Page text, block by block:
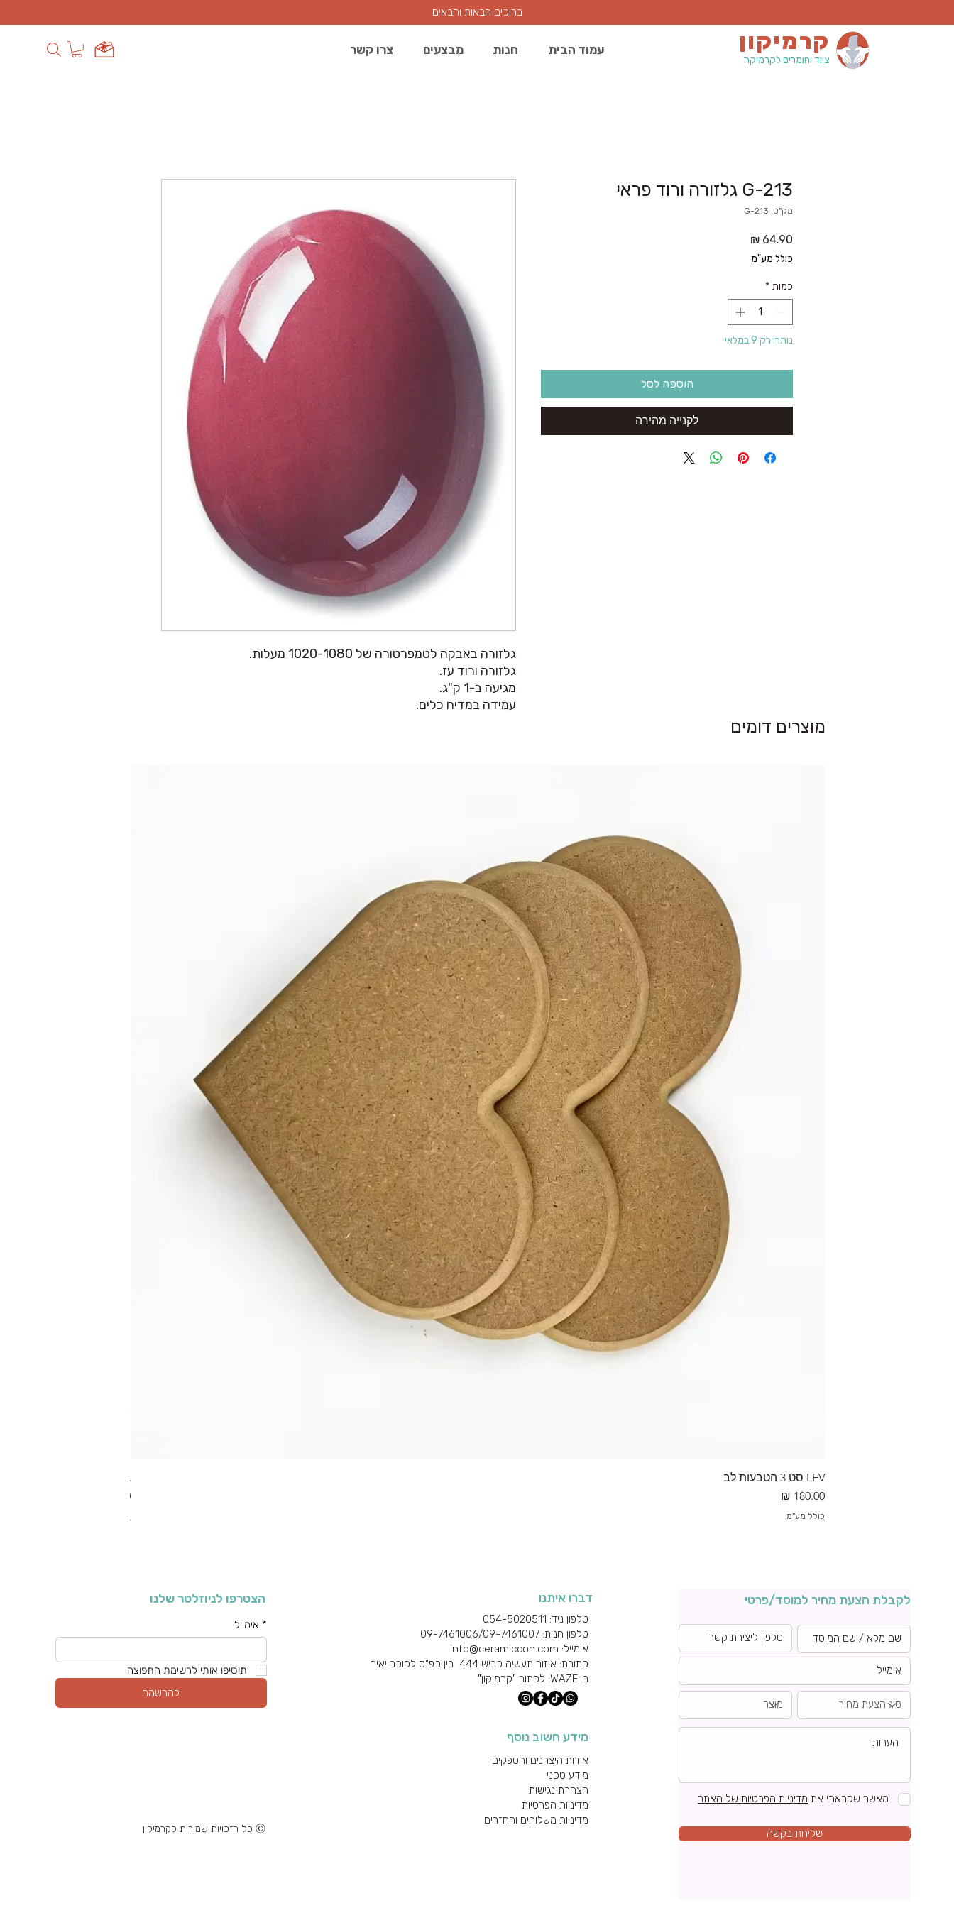
עמוד הבית חנות מבצעים צרו קשר קרמיקון
ציוד וחומרים לקרמיקה
ברוכים הבאות והבאים
גלזורה באבקה לטמפרטורה של 1020-1080 מעלות.
גלזורה ורוד עז.
מגיעה ב-1 ק"ג.
עמידה במדיח כלים.
G-213 גלזורה ורוד פראי
מק"ט: G-213
כולל מע"מ
כמות *
נותרו רק 9 במלאי
הוספה לסל
לקנייה מהירה
מוצרים דומים
LEV סט 3 הטבעות לב
מחיר
כולל מע"מ
RA מערוך טקסטורה
מחיר רגיל
הצטרפו לניוזלטר שלנו
* אימייל
תוסיפו אותי לרשימת התפוצה
להרשמה
Ⓒ כל הזכויות שמורות לקרמיקון
דברו איתנו
טלפון ניד: 054-5020511
טלפון חנות: 09-7461006/09-7461007
אימייל: info@ceramiccon.com
כתובת: איזור תעשיה כביש 444 בין כפ"ס לכוכב יאיר
ב-WAZE: לכתוב "קרמיקון"
מידע חשוב נוסף
אודות היצרנים והספקים
מידע טכני
הצהרת נגישות
מדיניות הפרטיות
מדיניות משלוחים והחזרים
לקבלת הצעת מחיר למוסד/פרטי
מאשר שקראתי את מדיניות הפרטיות של האתר
שליחת בקשה